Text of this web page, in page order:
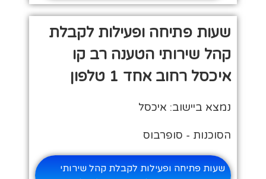
שעות פתיחה ופעילות לקבלת
קהל שירותי הטענה רב קו
איכסל רחוב אחד 1 טלפון
נמצא ביישוב: איכסל
הסוכנות - סופרבוס
שעות פתיחה ופעילות לקבלת קהל שירותי